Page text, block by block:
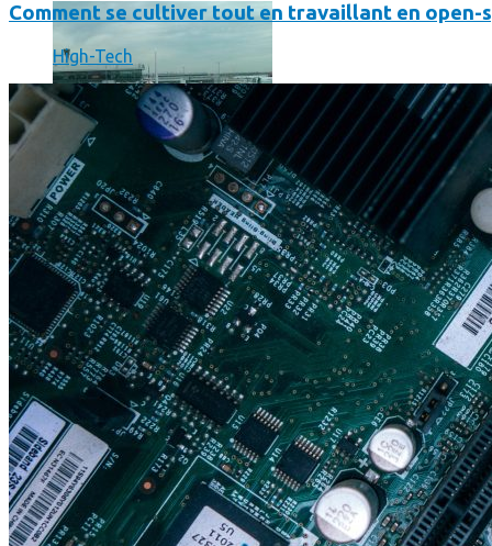
Un boîtier imprimé en 3D va faire tourner Android sur votre
Comment se cultiver tout en travaillant en open-
High-Tech